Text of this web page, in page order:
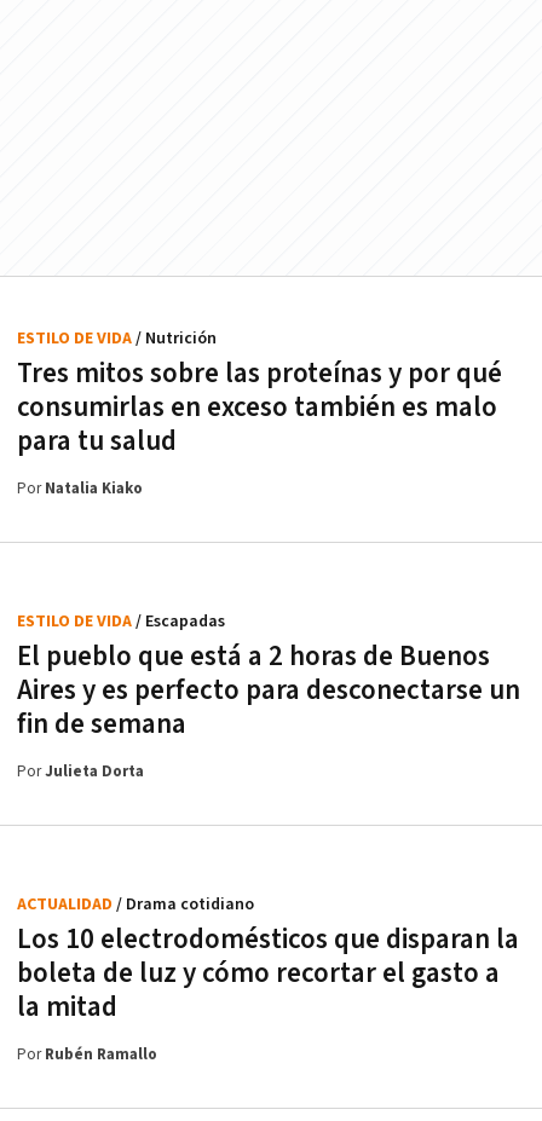
Tres mitos sobre las proteínas y por qué
consumirlas en exceso también es malo
para tu salud
ESTILO DE VIDA/ Nutrición
PorNatalia Kiako
El pueblo que está a 2 horas de Buenos
Aires y es perfecto para desconectarse un
fin de semana
ESTILO DE VIDA/ Escapadas
PorJulieta Dorta
Los 10 electrodomésticos que disparan la
boleta de luz y cómo recortar el gasto a
la mitad
ACTUALIDAD / Drama cotidiano
PorRubén Ramallo